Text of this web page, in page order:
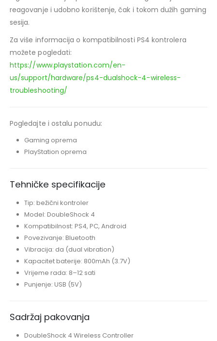
reagovanje i udobno korištenje, čak i tokom dužih gaming
sesija.
Za više informacija o kompatibilnosti PS4 kontrolera
možete pogledati:
https://www.playstation.com/en-
us/support/hardware/ps4-dualshock-4-wireless-
troubleshooting/
Pogledajte i ostalu ponudu:
Gaming oprema
PlayStation oprema
Tehničke specifikacije
Tip: bežični kontroler
Model: DoubleShock 4
Kompatibilnost: PS4, PC, Android
Povezivanje: Bluetooth
Vibracija: da (dual vibration)
Kapacitet baterije: 800mAh (3.7V)
Vrijeme rada: 8–12 sati
Punjenje: USB (5V)
Sadržaj pakovanja
DoubleShock 4 Wireless Controller